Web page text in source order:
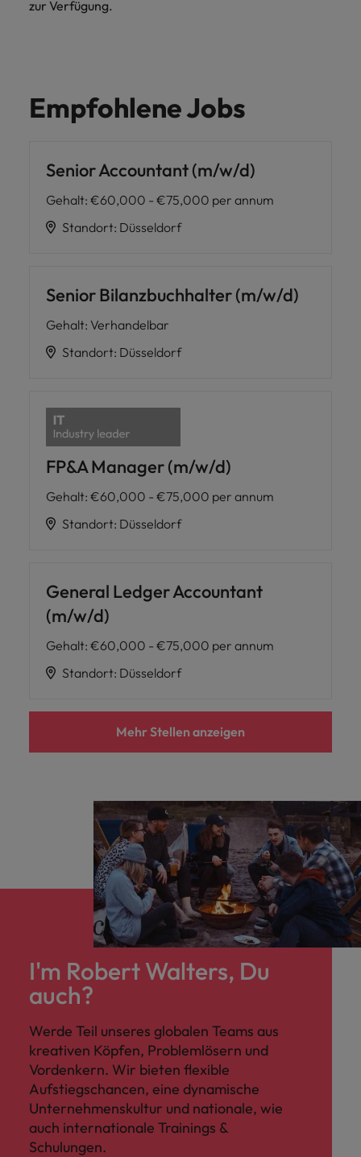
zur Verfügung.
Empfohlene Jobs
Senior Accountant (m/w/d)
Gehalt: €60,000 - €75,000 per annum
Standort: Düsseldorf
Senior Bilanzbuchhalter (m/w/d)
Gehalt: Verhandelbar
Standort: Düsseldorf
FP&A Manager (m/w/d)
Gehalt: €60,000 - €75,000 per annum
Standort: Düsseldorf
General Ledger Accountant
(m/w/d)
Gehalt: €60,000 - €75,000 per annum
Standort: Düsseldorf
Mehr Stellen anzeigen
I'm Robert Walters, Du
auch?
Werde Teil unseres globalen Teams aus
kreativen Köpfen, Problemlösern und
Vordenkern. Wir bieten flexible
Aufstiegschancen, eine dynamische
Unternehmenskultur und nationale, wie
auch internationale Trainings &
Schulungen.